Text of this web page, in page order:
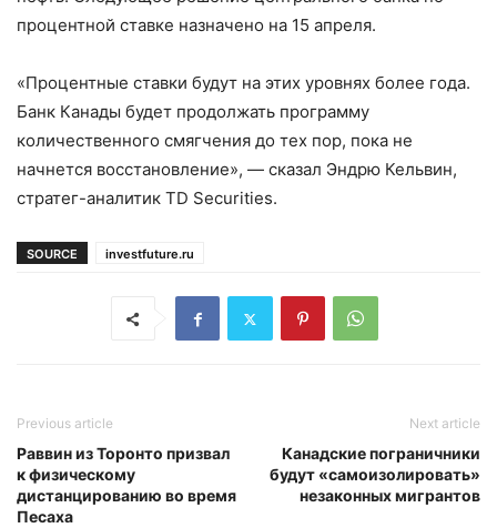
процентной ставке назначено на 15 апреля.
«Процентные ставки будут на этих уровнях более года.
Банк Канады будет продолжать программу
количественного смягчения до тех пор, пока не
начнется восстановление», — сказал Эндрю Кельвин,
стратег-аналитик TD Securities.
SOURCE investfuture.ru
Previous article
Раввин из Торонто призвал
к физическому
дистанцированию во время
Песаха
Next article
Канадские пограничники
будут «самоизолировать»
незаконных мигрантов